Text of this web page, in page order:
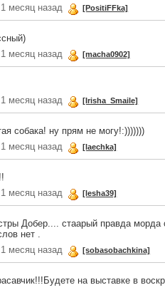
месяц назад
[PositiFFka]
месяц назад
[macha0902]
месяц назад
[Irisha_Smaile]
собака! ну прям не могу!:)))))))
месяц назад
[laechka]
месяц назад
[lesha39]
Добер.... стаарый правда
нет .
месяц назад
[sobasobachkina]
на выставке в